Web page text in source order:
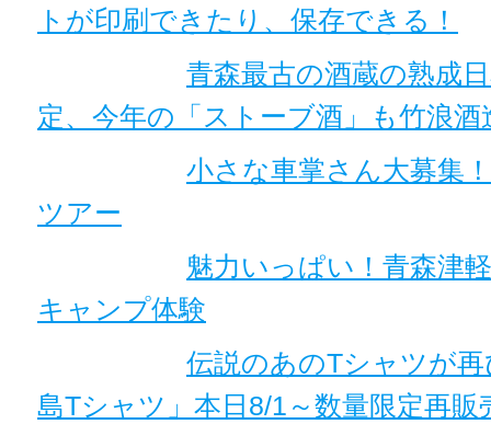
トが印刷できたり、保存できる！
青森最古の酒蔵の熟成
定、今年の「ストーブ酒」も竹浪酒
小さな車掌さん大募集
ツアー
魅力いっぱい！青森津
キャンプ体験
伝説のあのTシャツが
島Tシャツ」本日8/1～数量限定再販